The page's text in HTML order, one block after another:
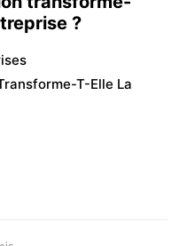
?
T-Elle La